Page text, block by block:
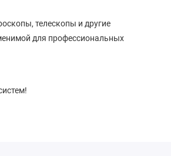
телескопы и другие
для профессиональных